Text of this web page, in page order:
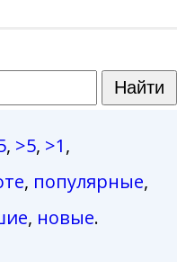
, >5, >1,
, популярные,
, новые.